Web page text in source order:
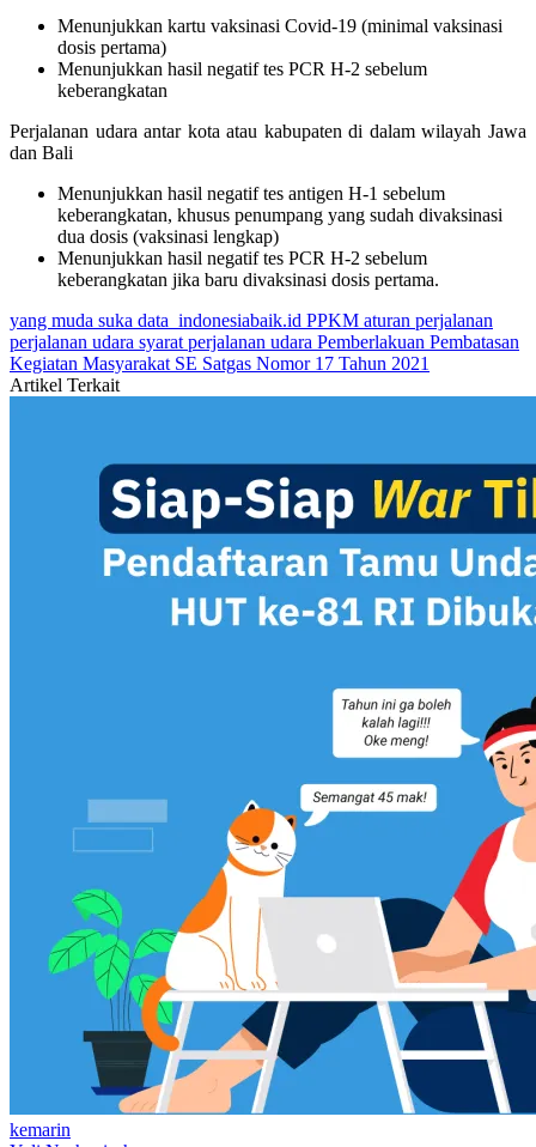
Menunjukkan kartu vaksinasi Covid-19 (minimal vaksinasi
dosis pertama)
Menunjukkan hasil negatif tes PCR H-2 sebelum
keberangkatan
Perjalanan udara antar kota atau kabupaten di dalam wilayah Jawa
dan Bali
Menunjukkan hasil negatif tes antigen H-1 sebelum
keberangkatan, khusus penumpang yang sudah divaksinasi
dua dosis (vaksinasi lengkap)
Menunjukkan hasil negatif tes PCR H-2 sebelum
keberangkatan jika baru divaksinasi dosis pertama.
yang muda suka data indonesiabaik.id PPKM aturan perjalanan
perjalanan udara syarat perjalanan udara Pemberlakuan Pembatasan
Kegiatan Masyarakat SE Satgas Nomor 17 Tahun 2021
Artikel Terkait
kemarin